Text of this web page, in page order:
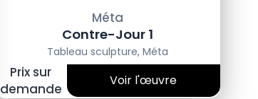
Méta
Contre-Jour 1
Tableau sculpture, Méta
Prix sur
demande
Voir l'œuvre